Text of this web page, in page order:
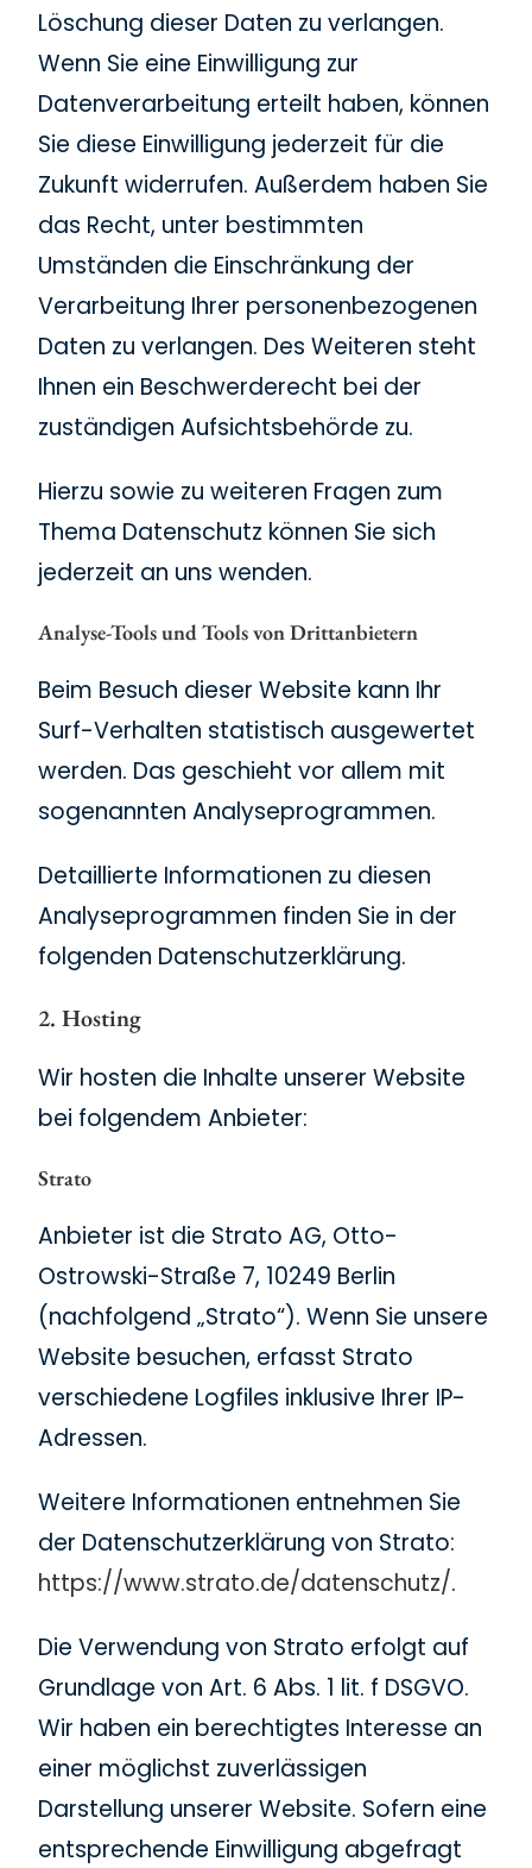
Löschung dieser Daten zu verlangen.
Wenn Sie eine Einwilligung zur
Datenverarbeitung erteilt haben, können
Sie diese Einwilligung jederzeit für die
Zukunft widerrufen. Außerdem haben Sie
das Recht, unter bestimmten
Umständen die Einschränkung der
Verarbeitung Ihrer personenbezogenen
Daten zu verlangen. Des Weiteren steht
Ihnen ein Beschwerderecht bei der
zuständigen Aufsichtsbehörde zu.
Hierzu sowie zu weiteren Fragen zum
Thema Datenschutz können Sie sich
jederzeit an uns wenden.
Analyse-Tools und Tools von Dritt­anbietern
Beim Besuch dieser Website kann Ihr
Surf-Verhalten statistisch ausgewertet
werden. Das geschieht vor allem mit
sogenannten Analyseprogrammen.
Detaillierte Informationen zu diesen
Analyseprogrammen finden Sie in der
folgenden Datenschutzerklärung.
2. Hosting
Wir hosten die Inhalte unserer Website
bei folgendem Anbieter:
Strato
Anbieter ist die Strato AG, Otto-
Ostrowski-Straße 7, 10249 Berlin
(nachfolgend „Strato“). Wenn Sie unsere
Website besuchen, erfasst Strato
verschiedene Logfiles inklusive Ihrer IP-
Adressen.
Weitere Informationen entnehmen Sie
der Datenschutzerklärung von Strato:
https://www.strato.de/datenschutz/.
Die Verwendung von Strato erfolgt auf
Grundlage von Art. 6 Abs. 1 lit. f DSGVO.
Wir haben ein berechtigtes Interesse an
einer möglichst zuverlässigen
Darstellung unserer Website. Sofern eine
entsprechende Einwilligung abgefragt